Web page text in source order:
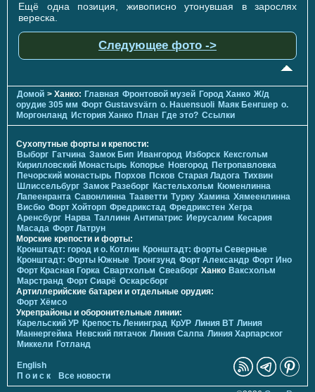
Ещё одна позиция, живописно утонувшая в зарослях
вереска.
Следующее фото ->
Домой > Ханко: Главная Фронтовой музей Город Ханко Ж/д
орудие 305 мм Форт Gustavsvärn о. Hauensuoli Маяк Бенгшер о.
Моргонланд История Ханко План Где это? Ссылки
Сухопутные форты и крепости:
Выборг Гатчина Замок Бип Ивангород Изборск Кексгольм
Кирилловский Монастырь Копорье Новгород Петропавловка
Печорcкий монастырь Порхов Псков Старая Ладога Тихвин
Шлиссельбург Замок Разеборг Кастельхольм Кюменлинна
Лапеенранта Савонлинна Тааветти Турку Хамина Хямеенлинна
Висбю Форт Хойторп Фредрикстад Фредрикстен Хегра
Аренсбург Нарва Таллинн Антипатрис Иерусалим Кесария
Масада Форт Латрун
Морские крепости и форты:
Кронштадт: город и о. Котлин Кронштадт: форты Северные
Кронштадт: Форты Южные Тронгзунд Форт Александр Форт Ино
Форт Красная Горка Свартхольм Свеаборг Ханко Ваксхольм
Марстранд Форт Сиарё Оскарсборг
Артиллерийские батареи и отдельные орудия:
Форт Хёмсо
Укрепрайоны и оборонительные линии:
Карельский УР Крепость Ленинград КрУР Линия ВТ Линия
Маннергейма Невский пятачок Линия Салпа Линия Харпарског
Миккели Готланд
English
П о и с к
Все новости